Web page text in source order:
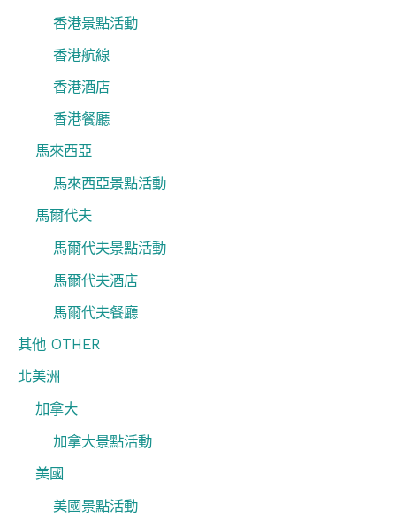
香港景點活動
香港航線
香港酒店
香港餐廳
馬來西亞
馬來西亞景點活動
馬爾代夫
馬爾代夫景點活動
馬爾代夫酒店
馬爾代夫餐廳
其他 OTHER
北美洲
加拿大
加拿大景點活動
美國
美國景點活動